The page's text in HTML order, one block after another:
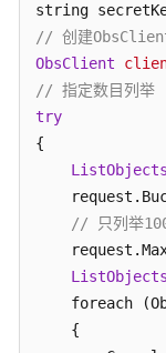
传
对
象
对
象
上
传
string
// 创建
ObsClient
// 指定数目列举
try
{
// 只列举
foreach
    {